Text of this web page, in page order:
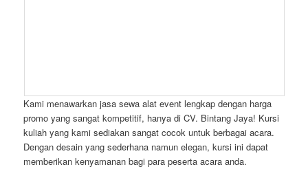
Kami menawarkan jasa sewa alat event lengkap dengan harga
promo yang sangat kompetitif, hanya di CV. Bintang Jaya! Kursi
kuliah yang kami sediakan sangat cocok untuk berbagai acara.
Dengan desain yang sederhana namun elegan, kursi ini dapat
memberikan kenyamanan bagi para peserta acara anda.